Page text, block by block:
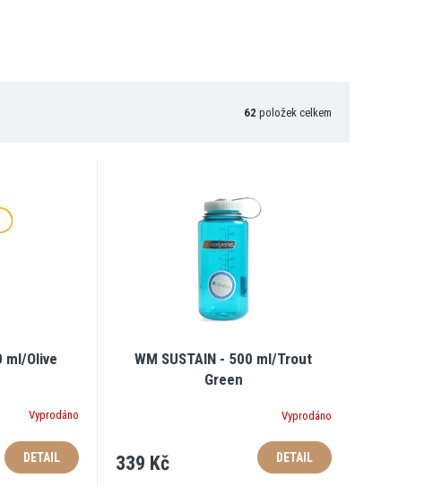
62 položek celkem
ml/Olive
Vyprodáno
DETAIL
WM SUSTAIN - 500 ml/Trout
Green
Vyprodáno
339 Kč DETAIL